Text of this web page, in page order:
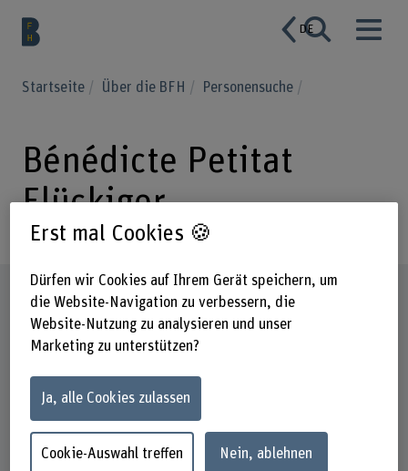
DE
Startseite Über die BFH Personensuche
Bénédicte Petitat
Flückiger
Steckbrief
Erst mal Cookies 🍪
Dürfen wir Cookies auf Ihrem Gerät speichern, um
die Website-Navigation zu verbessern, die
Website-Nutzung zu analysieren und unser
Marketing zu unterstützen?
Ja, alle Cookies zulassen
Cookie-Auswahl treffen Nein, ablehnen